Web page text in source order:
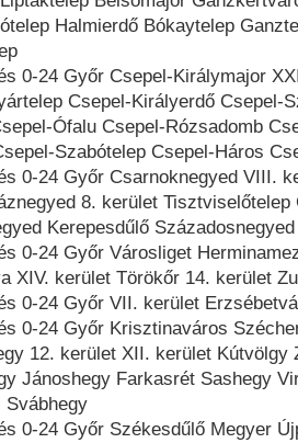
Halmierdő Bókaytelep
0-24 Győr Csepel-Királymajor
Csepel-Királyerdő Csepel-
Ófalu Csepel-Rózsadomb
Szabótelep Csepel-Háros
0-24 Győr Csarnoknegyed VIII.
8. kerület
Kerepesdűlő
0-24 Győr Városliget
XIV. kerület Törökőr 14. kerület
0-24 Győr VII. kerület
0-24 Győr Krisztinaváros
12. kerület XII. kerület Kútvölgy
Jánoshegy Farkasrét Sashegy
Svábhegy
0-24 Győr Székesdűlő Megyer